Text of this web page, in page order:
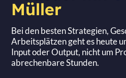
Müller
Bei den besten Strategien,
Arbeitsplätzen geht es heute
Input oder Output, nicht um
abrechenbare Stunden.